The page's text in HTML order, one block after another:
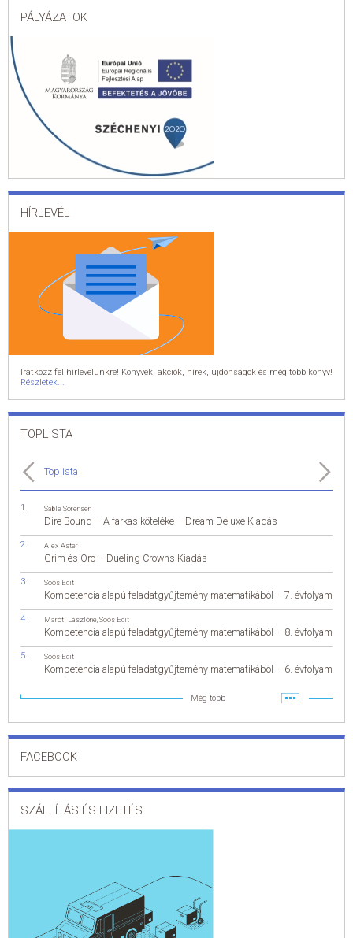
PÁLYÁZATOK
HÍRLEVÉL
Iratkozz fel hírlevelünkre! Könyvek, akciók, hírek, újdonságok és még több könyv!
Részletek...
TOPLISTA
Toplista
Sable Sorensen
Dire Bound – A farkas köteléke – Dream Deluxe Kiadás
Alex Aster
Grim és Oro – Dueling Crowns Kiadás
Soós Edit
Kompetencia alapú feladatgyűjtemény matematikából – 7. évfolyam
Maróti Lászlóné Soós Edit
Kompetencia alapú feladatgyűjtemény matematikából – 8. évfolyam
Soós Edit
Kompetencia alapú feladatgyűjtemény matematikából – 6. évfolyam
Még több
FACEBOOK
SZÁLLÍTÁS ÉS FIZETÉS